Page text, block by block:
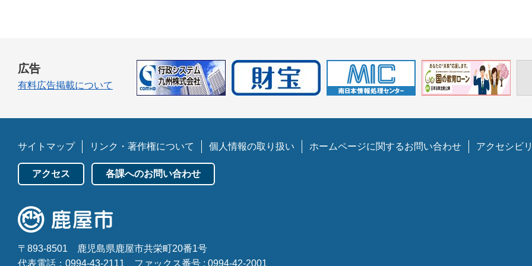
広告
有料広告掲載について
サイトマップ リンク・著作権について 個人情報の取り扱い ホームページに関するお問い合わせ アクセシビ
アクセス 各課へのお問い合わせ
〒893-8501
鹿児島県鹿屋市共栄町20番1号
代表電話：0994-43-2111
ファックス番号 : 0994-42-2001